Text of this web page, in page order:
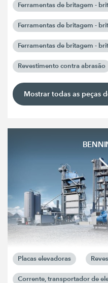
Ferramentas de britagem -
Ferramentas de britagem -
Ferramentas de britagem -
Revestimento contra abrasão
Mostrar todas as peças
Placas elevadoras
Corrente, transportador de